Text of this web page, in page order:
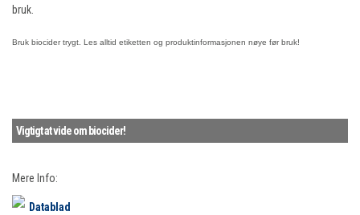
bruk.
Bruk biocider trygt. Les alltid etiketten og produktinformasjonen nøye før bruk!
Vigtigt at vide om biocider!
Mere Info:
Datablad